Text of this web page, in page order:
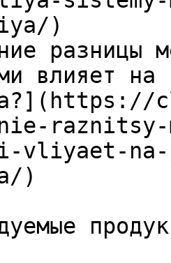
)
разницы
влияет на
raznitsy-
vliyaet-
)